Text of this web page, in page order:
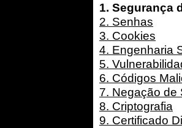
1. Segurança
2. Senhas
3. Cookies
4. Engenharia
5.
6. Códigos
7. Negação de
8. Criptografia
9. Certificado